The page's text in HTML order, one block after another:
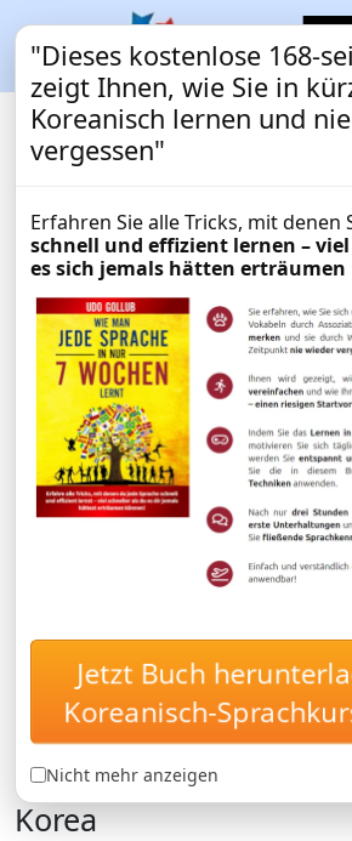
Koreanisch lernen:
Lernen Sie, was Sie in
Korea wirklich
Koreanischkurs für
Korea
"Dieses kostenlose 168-
zeigt Ihnen, wie Sie in
Koreanisch lernen und
vergessen"
Erfahren Sie alle Tricks, mit denen
schnell und effizient lernen –
es sich jemals hätten erträumen
Jetzt Buch
Koreanisch-
Nicht mehr anzeigen